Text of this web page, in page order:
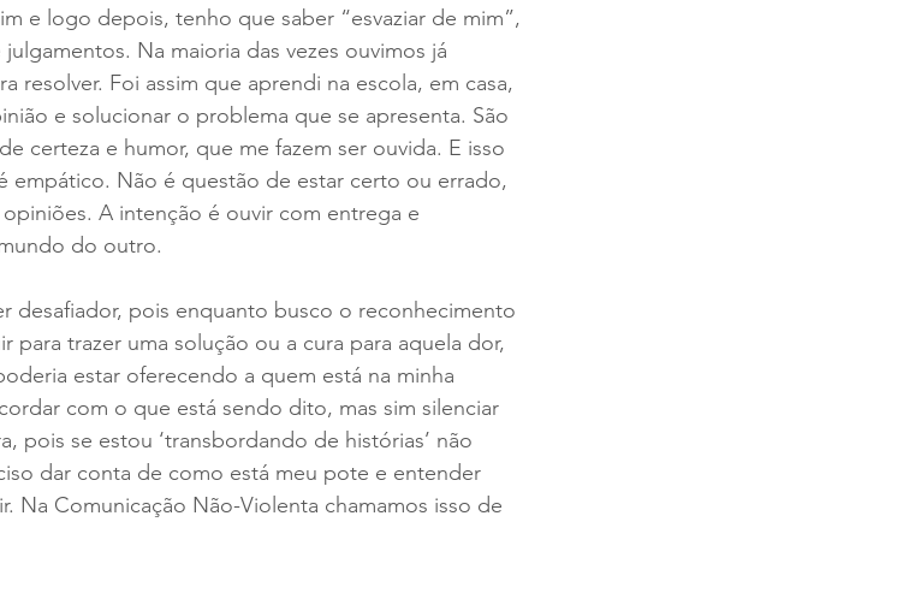
e logo depois, tenho que saber “esvaziar de mim”,
Na maioria das vezes ouvimos já
resolver. Foi assim que aprendi na escola, em casa,
e solucionar o problema que se apresenta. São
certeza e humor, que me fazem ser ouvida. E isso
empático. Não é questão de estar certo ou errado,
A intenção é ouvir com entrega e
do outro.
desafiador, pois enquanto busco o reconhecimento
trazer uma solução ou a cura para aquela dor,
estar oferecendo a quem está na minha
com o que está sendo dito, mas sim silenciar
pois se estou ‘transbordando de histórias’ não
dar conta de como está meu pote e entender
Na Comunicação Não-Violenta chamamos isso de